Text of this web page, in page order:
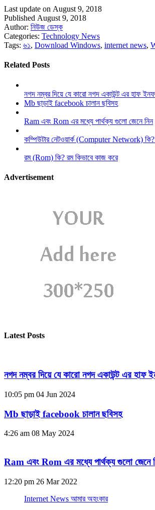
Last update on August 9, 2018
Published August 9, 2018
Author: নিউজ ডেস্ক
Categories: Technology News
Tags: ৬১, Download Windows, internet news,
Related Posts
নগদ নম্বর দিয়ে যে কারো নগদ একাউন্ট এর হাফ
Mb ছাড়াই facebook চালান ছবিসহ
Ram এবং Rom এর মধ্যে পার্থক্য গুলো জেনে নিন
কম্পিউটার নেটওয়ার্ক (Computer Network) কি?
রম (Rom) কি? রম কিভাবে কাজ করে
Advertisement
Latest Posts
নগদ নম্বর দিয়ে যে কারো নগদ একাউন্ট এর হাফ
10:05 pm 04 Jun 2024
Mb ছাড়াই facebook চালান ছবিসহ
4:26 am 08 May 2024
Ram এবং Rom এর মধ্যে পার্থক্য গুলো জেনে
12:20 pm 26 Mar 2022
Internet News আমার অহংকার